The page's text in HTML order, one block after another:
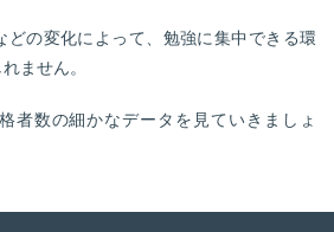
どの変化によって、勉強に集中できる環
ません。
者数の細かなデータを見ていきましょ